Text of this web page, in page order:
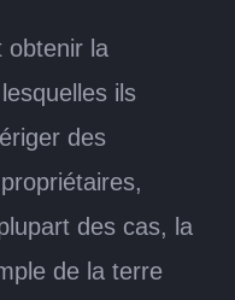
obtenir la
ils
des
des cas, la
de la terre